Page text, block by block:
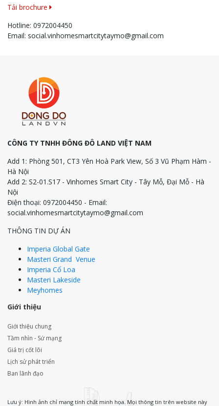
Tải brochure
Hotline: 0972004450
Email: social.vinhomesmartcitytaymo@gmail.com
CÔNG TY TNHH ĐÔNG ĐÔ LAND VIỆT NAM
Add 1: Phòng 501, CT3 Yên Hoà Park View, Số 3 Vũ Phạm Hàm -
Hà Nội
Add 2: S2-01.S17 - Vinhomes Smart City - Tây Mỗ, Đại Mỗ - Hà
Nội
Điện thoại: 0972004450 - Email:
social.vinhomesmartcitytaymo@gmail.com
THÔNG TIN DỰ ÁN
Imperia Global Gate
Masteri Grand Venue
Imperia Cổ Loa
Masteri Lakeside
Meyhomes
Giới thiệu
Giới thiệu chung
Tầm nhìn - Sứ mạng
Giá trị cốt lõi
Lịch sử phát triển
Ban lãnh đạo
Lưu ý: Hình ảnh chỉ mang tính chất minh họa. Mọi thông tin trên website này